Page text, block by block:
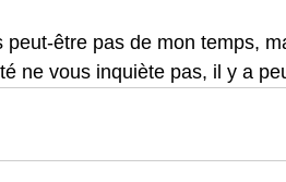
être pas de mon temps,
ne vous inquiète pas, il y a